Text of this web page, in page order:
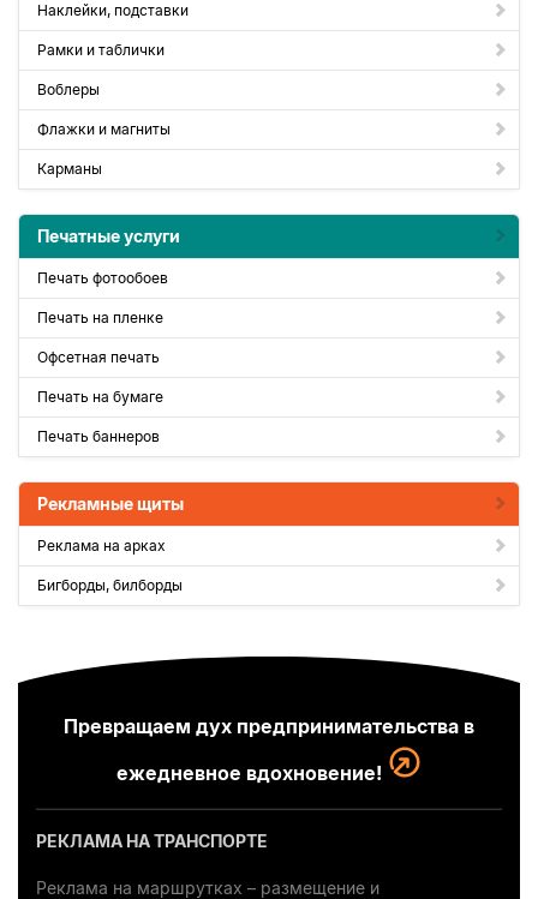
Наклейки, подставки
Рамки и таблички
Воблеры
Флажки и магниты
Карманы
Печатные услуги
Печать фотообоев
Печать на пленке
Офсетная печать
Печать на бумаге
Печать баннеров
Рекламные щиты
Реклама на арках
Бигборды, билборды
Превращаем дух предпринимательства в
ежедневное вдохновение!
РЕКЛАМА НА ТРАНСПОРТЕ
Реклама на маршрутках – размещение и